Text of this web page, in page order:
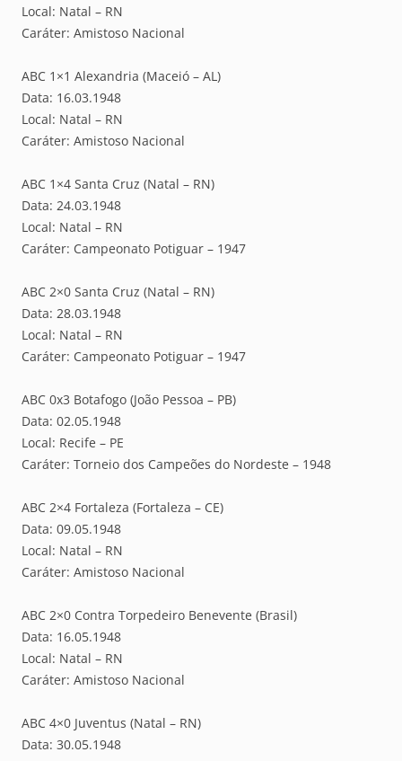
Local: Natal – RN
Caráter: Amistoso Nacional
ABC 1×1 Alexandria (Maceió – AL)
Data: 16.03.1948
Local: Natal – RN
Caráter: Amistoso Nacional
ABC 1×4 Santa Cruz (Natal – RN)
Data: 24.03.1948
Local: Natal – RN
Caráter: Campeonato Potiguar – 1947
ABC 2×0 Santa Cruz (Natal – RN)
Data: 28.03.1948
Local: Natal – RN
Caráter: Campeonato Potiguar – 1947
ABC 0x3 Botafogo (João Pessoa – PB)
Data: 02.05.1948
Local: Recife – PE
Caráter: Torneio dos Campeões do Nordeste – 1948
ABC 2×4 Fortaleza (Fortaleza – CE)
Data: 09.05.1948
Local: Natal – RN
Caráter: Amistoso Nacional
ABC 2×0 Contra Torpedeiro Benevente (Brasil)
Data: 16.05.1948
Local: Natal – RN
Caráter: Amistoso Nacional
ABC 4×0 Juventus (Natal – RN)
Data: 30.05.1948